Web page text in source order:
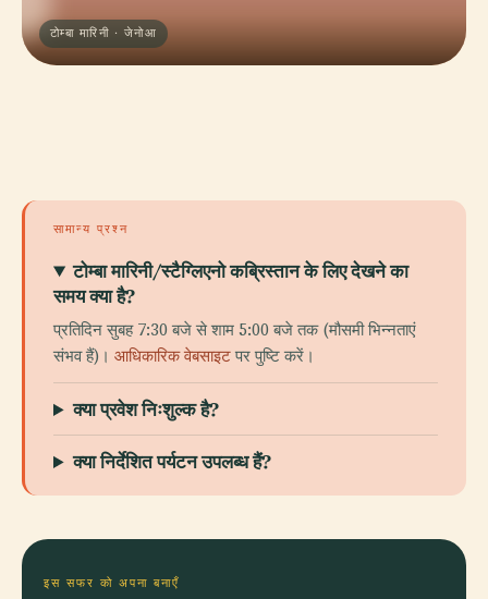
टोम्बा मारिनी · जेनोआ
सामान्य प्रश्न
टोम्बा मारिनी/स्टैग्लिएनो कब्रिस्तान के लिए देखने का
समय क्या है?
प्रतिदिन सुबह 7:30 बजे से शाम 5:00 बजे तक (मौसमी भिन्नताएं
संभव हैं)। आधिकारिक वेबसाइटपर पुष्टि करें।
क्या प्रवेश निःशुल्क है?
क्या निर्देशित पर्यटन उपलब्ध हैं?
इस सफर को अपना बनाएँ